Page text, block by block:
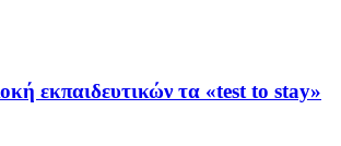
εκπαιδευτικών τα «test to stay»